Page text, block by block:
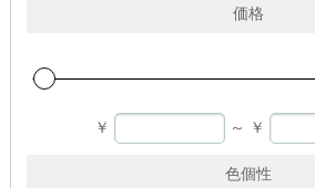
価格
￥ ～ ￥
色個性